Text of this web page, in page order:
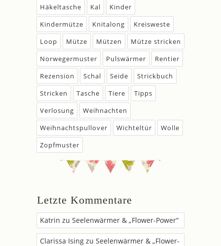
Häkeltasche
Kal
Kinder
Kindermütze
Knitalong
Kreisweste
Loop
Mütze Mützen
Mütze stricken
Norwegermuster
Pulswärmer
Rentier
Rezension
Schal Seide
Strickbuch
Stricken
Tasche Tiere
Tipps
Verlosung
Weihnachten
Weihnachtspullover
Wichteltür
Wolle
Zopfmuster
Letzte Kommentare
Katrin zu Seelenwärmer & „Flower-Power“
Clarissa Ising zu Seelenwärmer & „Flower-